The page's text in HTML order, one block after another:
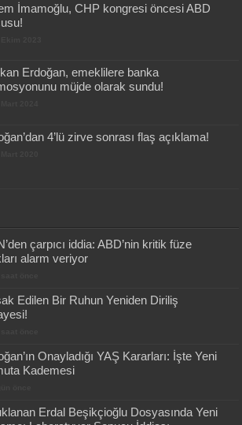
İmamoğlu, CHP kongresi öncesi ABD
Erdoğan, emeklilere banka
müjde olarak sundu!
4’lü zirve sonrası flaş açıklama!
çarpıcı iddia: ABD’nin kritik füze
alarm veriyor
Edilen Bir Ruhun Yeniden Diriliş
Onayladığı YAŞ Kararları: İşte Yeni
Kademesi
Erdal Beşikçioğlu Dosyasında Yeni